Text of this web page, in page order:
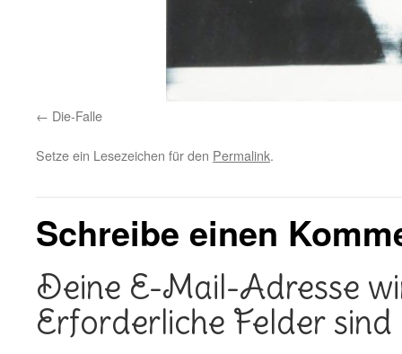
Die-Falle
Setze ein Lesezeichen für den Permalink.
Schreibe einen
Deine E-Mail-Adresse
Erforderliche Felder